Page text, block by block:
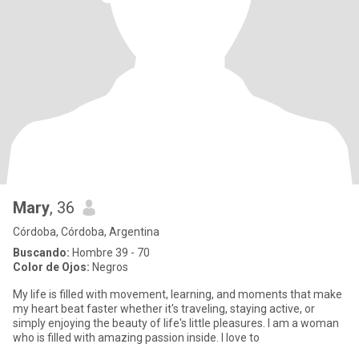
Mary, 36
Córdoba, Córdoba, Argentina
Buscando: Hombre 39 - 70
Color de Ojos: Negros
My life is filled with movement, learning, and moments that make
my heart beat faster whether it's traveling, staying active, or
simply enjoying the beauty of life's little pleasures. I am a woman
who is filled with amazing passion inside. I love to